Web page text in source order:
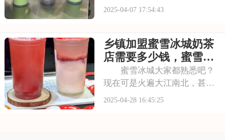
的茶饮品牌，备受消费者青
想。下面，我们就来详细介绍
一下古茗加盟费及加盟条件。
请看下面是有关于古茗加
2025-04-07 17:54:43
乡镇加盟蜜雪冰城奶茶
店需要多少钱，蜜雪冰
城加盟申请流程八步骤
蜜雪冰城大家都熟悉吧？
现在可是火遍大江南北，甚至
走出国门了，现如今，蜜雪冰
2025-04-28 16:45:25